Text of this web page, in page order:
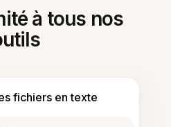
à tous nos
fichiers en texte